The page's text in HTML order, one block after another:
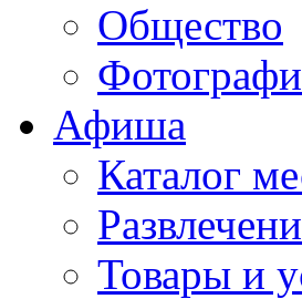
Общество
Афиша
Каталог
Товары и